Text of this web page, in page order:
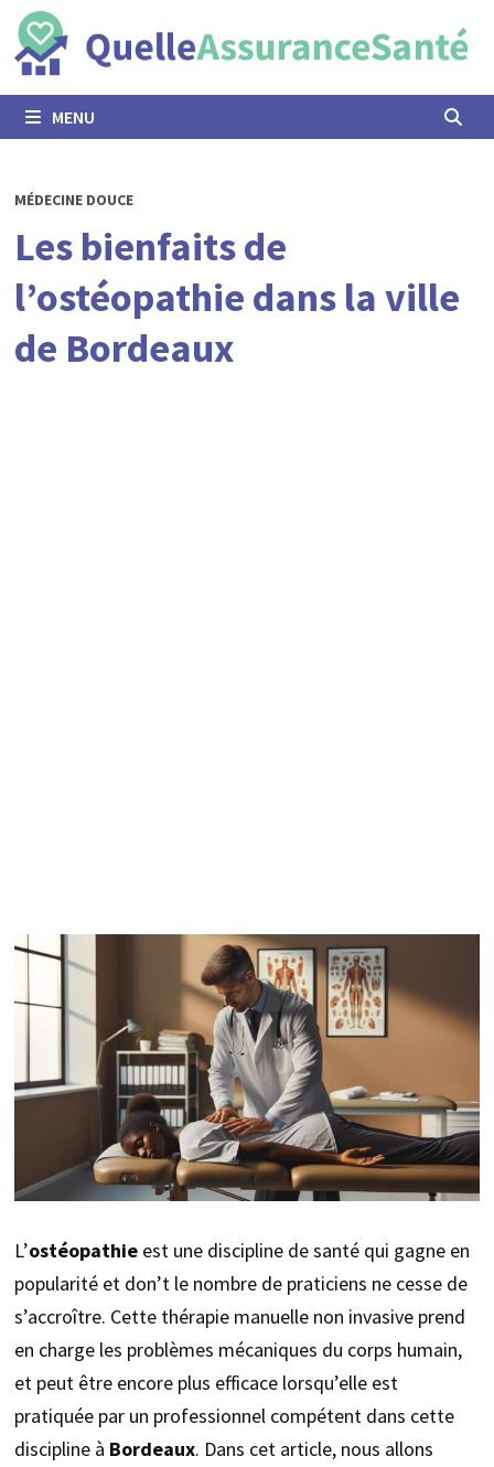
Passer
au
contenu
MENU
MÉDECINE DOUCE
Les bienfaits de
l’ostéopathie dans la ville
de Bordeaux
L’ostéopathieest une discipline de santé qui gagne en
popularité et don’t le nombre de praticiens ne cesse de
s’accroître. Cette thérapie manuelle non invasive prend
en charge les problèmes mécaniques du corps humain,
et peut être encore plus efficace lorsqu’elle est
pratiquée par un professionnel compétent dans cette
discipline à Bordeaux. Dans cet article, nous allons